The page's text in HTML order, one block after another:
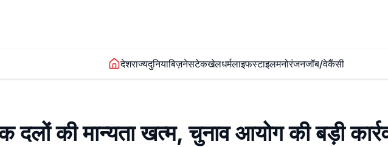
देशराज्यदुनियाबिज़नेसटेकखेलधर्मलाइफस्टाइलमनोरंजनजॉब/वेकैंसी
दलों की मान्यता खत्म, चुनाव आयोग की बड़ी